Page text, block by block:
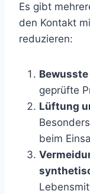
Es gibt
den Kontakt
reduzieren:
geprüfte
Lüftung
beim